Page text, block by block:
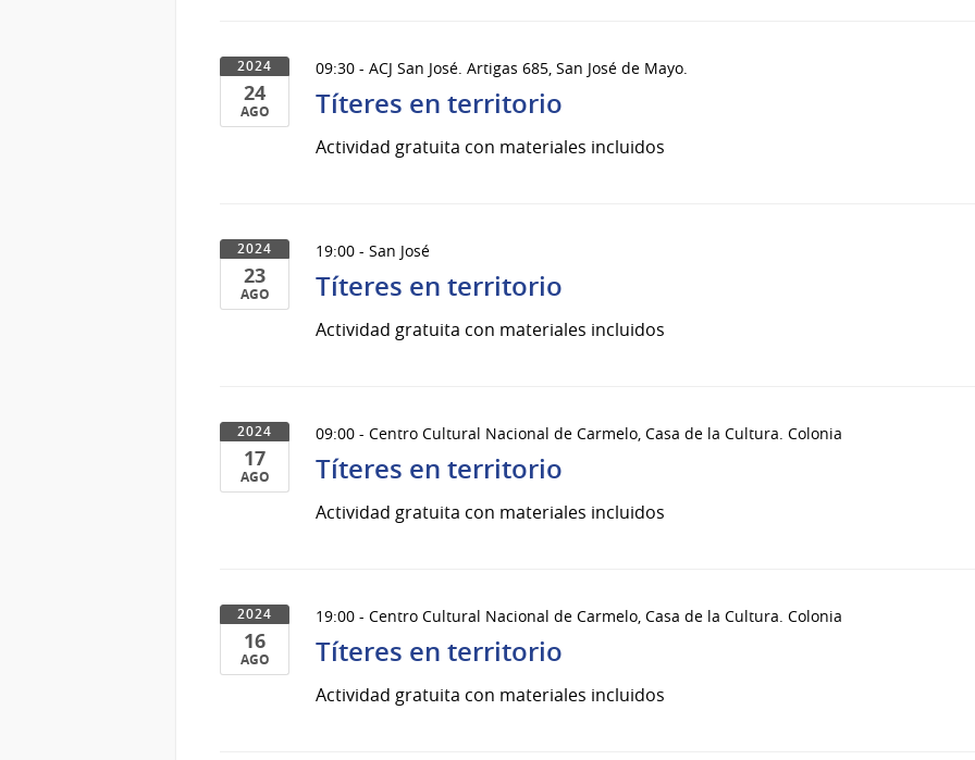
2024
2024
24
AGO
2024
09:30 - ACJ San José. Artigas 685, San José de Mayo.
Títeres en territorio
Actividad gratuita con materiales incluidos
2024
23
AGO
2024
19:00 - San José
Títeres en territorio
Actividad gratuita con materiales incluidos
2024
17
AGO
2024
09:00 - Centro Cultural Nacional de Carmelo, Casa de la Cultura. Colonia
Títeres en territorio
Actividad gratuita con materiales incluidos
2024
16
AGO
19:00 - Centro Cultural Nacional de Carmelo, Casa de la Cultura. Colonia
Títeres en territorio
Actividad gratuita con materiales incluidos